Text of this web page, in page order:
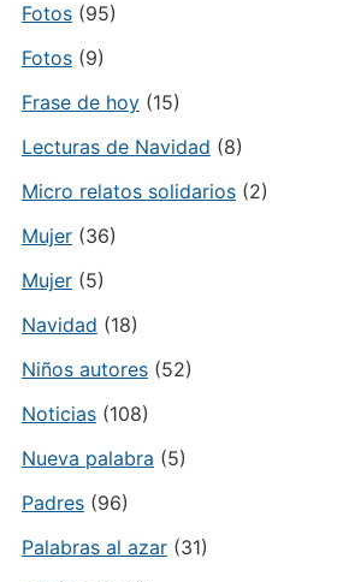
Fotos(95)
Fotos(9)
Frase de hoy(15)
Lecturas de Navidad (8)
Micro relatos solidarios(2)
Mujer(36)
Mujer(5)
Navidad (18)
Niños autores(52)
Noticias(108)
Nueva palabra (5)
Padres(96)
Palabras al azar(31)